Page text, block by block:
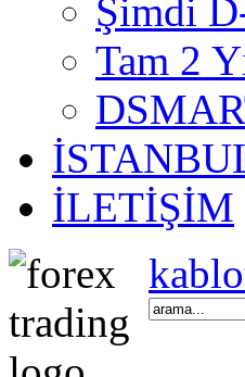
Şimdi
Tam 2
İLETİŞİM